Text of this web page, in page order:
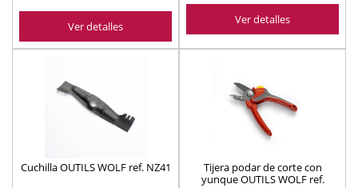
Ver detalles
Ver detalles
Cuchilla OUTILS WOLF ref. NZ41
Tijera podar de corte con
yunque OUTILS WOLF ref.